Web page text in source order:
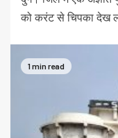
को करंट से चिपका देख
1 min read